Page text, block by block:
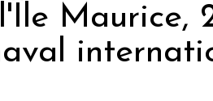
Maurice,